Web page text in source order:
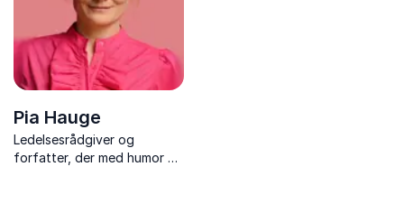
Pia Hauge
Ledelsesrådgiver og
forfatter, der med humor og